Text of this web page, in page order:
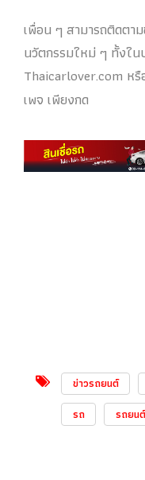
เพื่อน ๆ สามารถติดตา
นวัตกรรมใหม่ ๆ ทั้งใน
Thaicarlover.com ห
เพจ เพียงกด
ข่าวรถยนต์
รถ
รถยนต์